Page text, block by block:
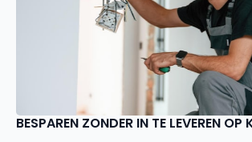
BESPAREN ZONDER IN TE LEVEREN OP